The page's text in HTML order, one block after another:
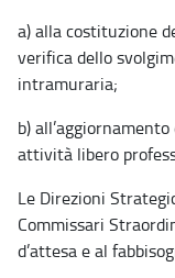
a) alla costituzione
verifica dello
intramuraria;
b)
attività libero
Le Direzioni
Commissari
d’attesa e al